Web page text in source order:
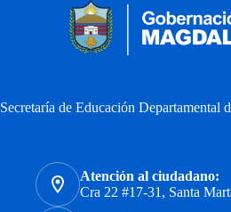
Secretaría de Educación Departamental
Atención al ciudadano:
Cra 22 #17-31, Santa